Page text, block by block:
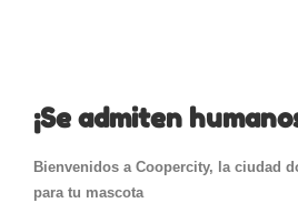
¡Se admiten
Bienvenidos a Coopercity, la ciudad
para tu mascota